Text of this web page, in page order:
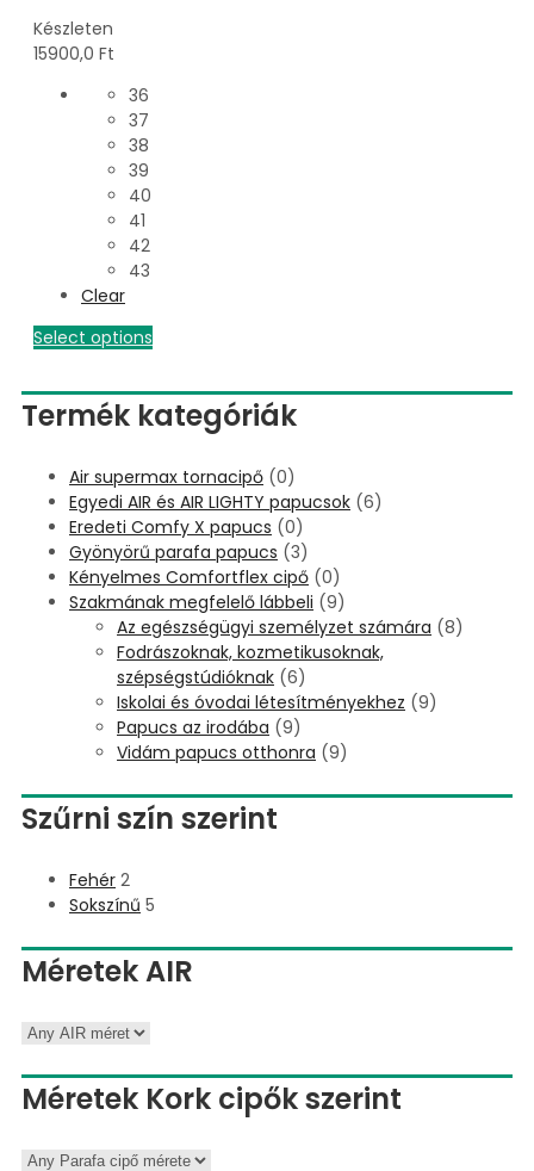
Készleten
15900,0 Ft
36
37
38
39
40
41
42
43
Clear
Select options
Termék kategóriák
Air supermax tornacipő (0)
Egyedi AIR és AIR LIGHTY papucsok (6)
Eredeti Comfy X papucs (0)
Gyönyörű parafa papucs (3)
Kényelmes Comfortflex cipő (0)
Szakmának megfelelő lábbeli (9)
Az egészségügyi személyzet számára (8)
Fodrászoknak, kozmetikusoknak,
szépségstúdióknak (6)
Iskolai és óvodai létesítményekhez (9)
Papucs az irodába (9)
Vidám papucs otthonra (9)
Szűrni szín szerint
Fehér 2
Sokszínű 5
Méretek AIR
Méretek Kork cipők szerint